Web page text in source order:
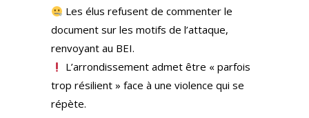
Les élus refusent de commenter le
document sur les motifs de l’attaque,
renvoyant au BEI.
L’arrondissement admet être « parfois
trop résilient » face à une violence qui se
répète.